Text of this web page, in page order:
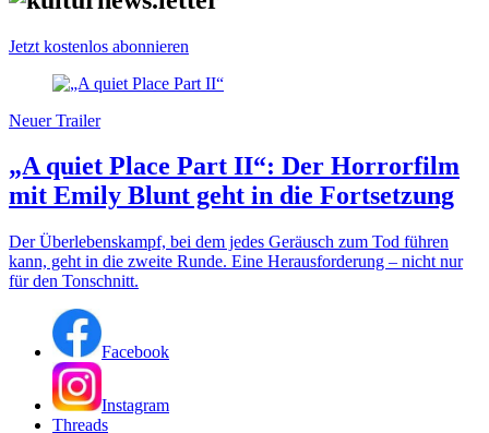
Jetzt kostenlos abonnieren
Neuer Trailer
„A quiet Place Part II“: Der Horrorfilm
mit Emily Blunt geht in die Fortsetzung
Der Überlebenskampf, bei dem jedes Geräusch zum Tod führen
kann, geht in die zweite Runde. Eine Herausforderung – nicht nur
für den Tonschnitt.
Facebook
Instagram
Threads